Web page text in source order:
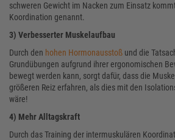
schweren Gewicht im Nacken zum Einsatz
Koordination genannt.
3) Verbesserter Muskelaufbau
Durch den hohen Hormonausstoß und die
Grundübungen aufgrund ihrer ergonomischen
bewegt werden kann, sorgt dafür, dass die
größeren Reiz erfahren, als dies mit den
wäre!
4) Mehr Alltagskraft
Durch das Training der intermuskulären